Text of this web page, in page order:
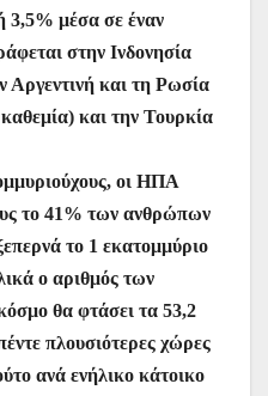
3,5% μέσα σε έναν
στην Ινδονησία
Αργεντινή και τη Ρωσία
και την Τουρκία
οι ΗΠΑ
το 41% των ανθρώπων
το 1 εκατομμύριο
ο αριθμός των
θα φτάσει τα 53,2
πλουσιότερες χώρες
ανά ενήλικο κάτοικο